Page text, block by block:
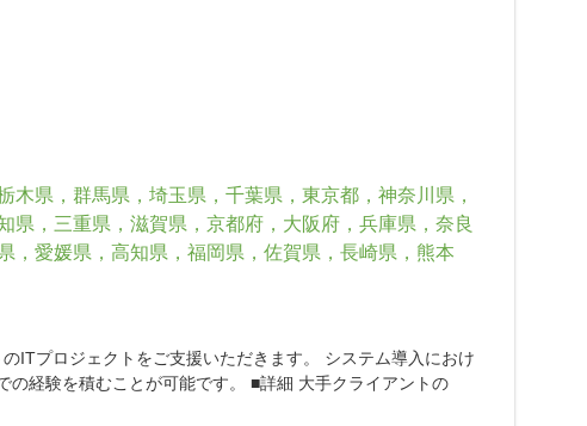
県，群馬県，埼玉県，千葉県，東京都，神奈川県，
，三重県，滋賀県，京都府，大阪府，兵庫県，奈良
，愛媛県，高知県，福岡県，佐賀県，長崎県，熊本
ITプロジェクトをご支援いただきます。 システム導入におけ
経験を積むことが可能です。 ■詳細 大手クライアントの